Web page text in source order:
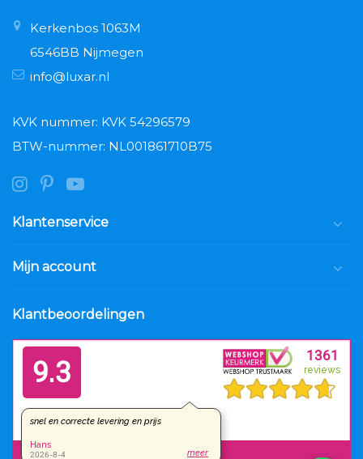
Kerkenbos 1063M
6546BB Nijmegen
info@luxar.nl
KVK nummer: KVK 54296579
BTW-nummer: NL001861710B75
Klantenservice
Mijn account
Klantbeoordelingen